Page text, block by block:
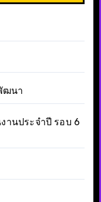
ฒนา
านประจำปี รอบ 6